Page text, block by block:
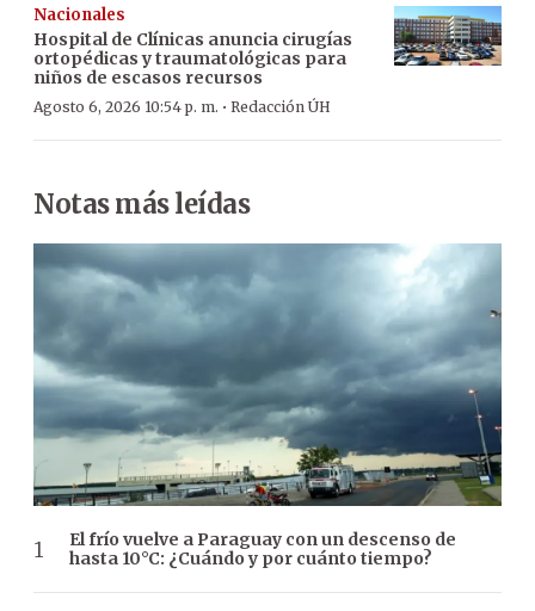
Nacionales
Hospital de Clínicas anuncia cirugías
ortopédicas y traumatológicas para
niños de escasos recursos
Agosto 6, 2026 10:54 p. m. · Redacción ÚH
Notas más leídas
El frío vuelve a Paraguay con un descenso de
hasta 10°C: ¿Cuándo y por cuánto tiempo?